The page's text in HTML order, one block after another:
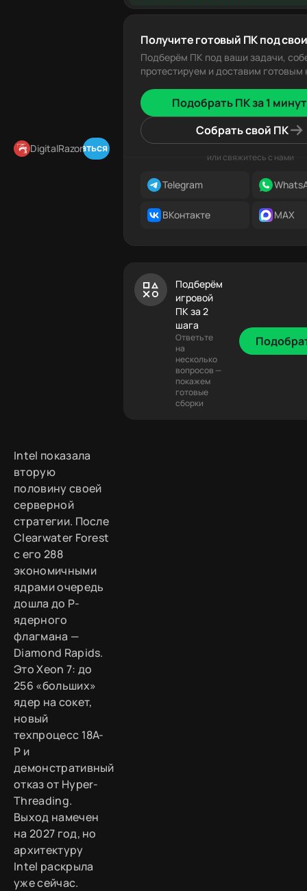
DigitalRazor
Подписаться в Telegram
Получите готовый ПК под
Подберём ПК под ваши задачи,
протестируем и доставим готовым
Подобрать ПК за 1
Собрать свой ПК
или свяжитесь с нами
Telegram
ВКонтакте MAX
Подберём
игровой
ПК за 2
шага
Ответьте
на
несколько
вопросов —
покажем
готовые
сборки
Intel показала
вторую
половину своей
серверной
стратегии. После
Clearwater Forest
с его 288
экономичными
ядрами очередь
дошла до P-
ядерного
флагмана —
Diamond Rapids.
Это Xeon 7: до
256 «больших»
ядер на сокет,
новый
техпроцесс 18A-
P и
демонстративный
отказ от Hyper-
Threading.
Выход намечен
на 2027 год, но
архитектуру
Intel раскрыла
уже сейчас.